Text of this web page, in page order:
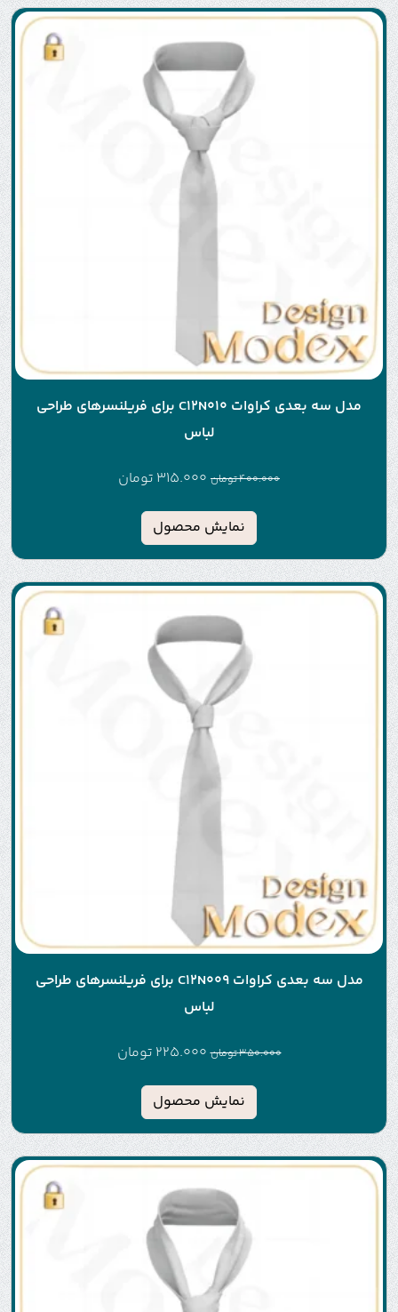
مدل سه بعدی کراوات C12N010 برای فریلنسرهای طراحی
لباس
400.000تومان 315.000 تومان
نمایش محصول
مدل سه بعدی کراوات C12N009 برای فریلنسرهای طراحی
لباس
350.000تومان 225.000 تومان
نمایش محصول